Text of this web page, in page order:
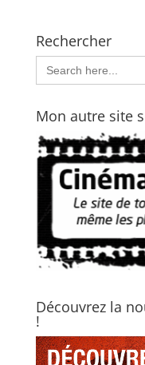
Rechercher
Search
for:
Mon autre site
Découvrez la
!